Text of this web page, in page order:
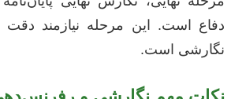
دفاع است. این مرحله نیازمند دقت
نگارشی است.